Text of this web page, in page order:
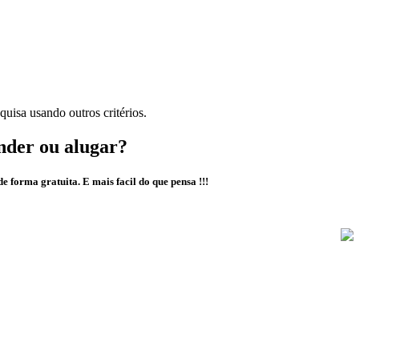
usando outros critérios.
ou alugar?
forma gratuita. E mais facil do que pensa !!!